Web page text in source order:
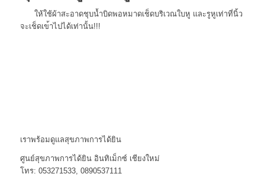
ให้ใช้ผ้าสะอาดชุบน้ำบิดพอหมาดเช็ดบริเวณใบหู และรูหูเท่าที่นิ้ว
จะเช็ดเข้าไปได้เท่านั้น!!!
เราพร้อมดูแลสุขภาพการได้ยิน
ศูนย์สุขภาพการได้ยิน อินทิเม็กซ์ เชียงใหม่
โทร: 053271533, 0890537111